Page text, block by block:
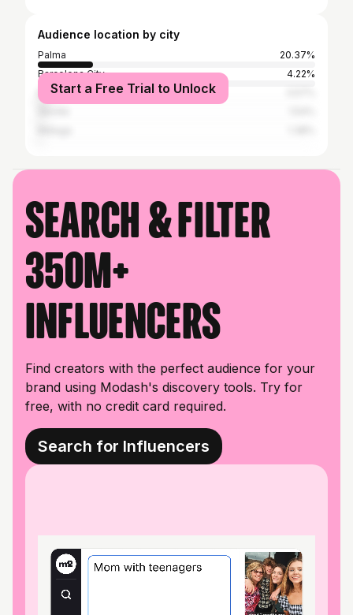
Audience location by city
Palma
20.37%
Barcelona City
4.22%
Madrid city
Start a Free Trial to Unlock
Search & filter
350M+
influencers
Find creators with the perfect audience for your
brand using Modash's discovery tools. Try for
free, with no credit card required.
Search for Influencers